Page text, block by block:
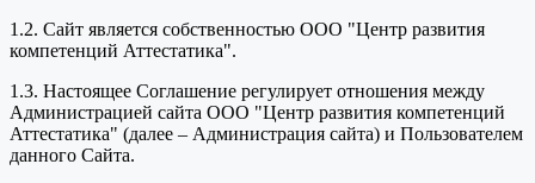
1.2. Сайт является собственностью ООО "Центр развития
компетенций Аттестатика".
1.3. Настоящее Соглашение регулирует отношения между
Администрацией сайта ООО "Центр развития компетенций
Аттестатика" (далее – Администрация сайта) и Пользователем
данного Сайта.